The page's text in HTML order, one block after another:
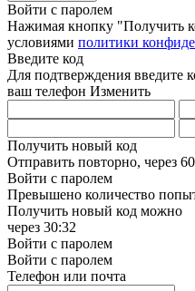
Войти с паролем
Нажимая кнопку "Получить
условиями политики
Введите код
Для подтверждения введите
ваш телефон Изменить
Получить новый код
Отправить повторно, через
Войти с паролем
Превышено количество
Получить новый код можно
через 30:32
Войти с паролем
Войти с паролем
Телефон или почта